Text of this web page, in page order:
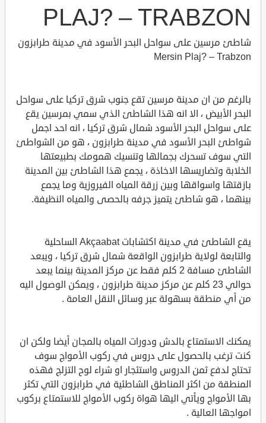
PLAJ? – TRABZON
شاطئ مرسين على سواحل البحر الأسود في مدينة طرابزون
Mersin Plaj? – Trabzon
بالرغم من ان مدينة مرسين تقع جنوب شرق تركيا على سواحل
البحر الأبيض ، الا انه هذا الشاطئ الذي سمي بمرسين يقع
على سواحل البحر الأسود شمال شرق تركيا ، انه احد اجمل
شواطئ البحر الأسود في مدينة طرابزون ، هو من الشواطئ
التي سوف تسحرك بجمالها وتنسيك همومك بطبيعتها
الخلابة وتضاريسها الاخاذة ، يجمع هذا الشاطئ بين المدينة
بازقتها واسواقها وبين زرقة المياه الفيروزية وما يجمع
بينهما ، هو شاطئ يتميز جرفه بالحصى والمياه النظيفة.
يقع الشاطئ في مدينة اكتشابات Akçaabat الساحلية
والتابعة لولاية طرابزون الواقعة شمال شرق تركيا ، ويبعد
الشاطئ مسافة 2 كلم فقط عن مركز المدينة بينما يبعد
حوالي 23 كلم عن مركز مدينة طرابزون ، ويمكن الوصول اليه
من أي منطقة بسهولة عبر وسائل النقل العامة .
يمكنك الاستمتاع بالدش ودورات المياه بالمجان أيضا ولكن ان
كنت ترغب بالحصول على دروس في ركوب الأمواج سوف
تحتاج لدفع ثمن الدروس واستئجار او شراء لوح التزلج فهذه
المنطقة من اكثر المناطق الشاطئية في طرابزون التي تكثر
بها الأمواج ويأتي اليها هواة ركوب الأمواج للاستمتاع بركوب
امواجها العالية .